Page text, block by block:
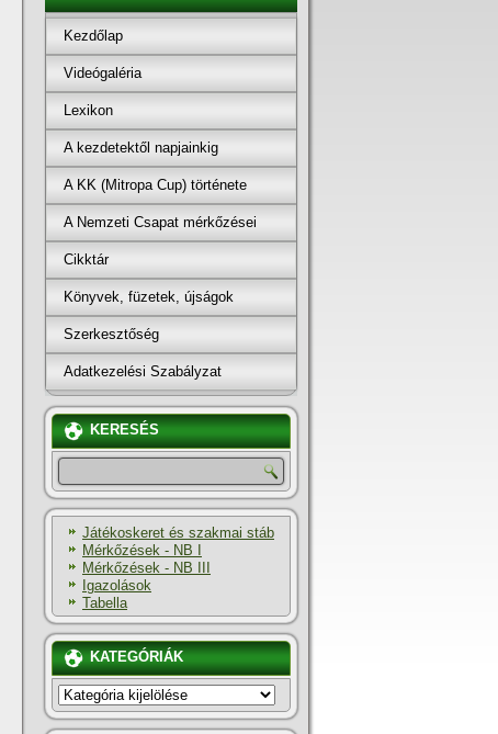
Kezdőlap
Videógaléria
Lexikon
A kezdetektől napjainkig
A KK (Mitropa Cup) története
A Nemzeti Csapat mérkőzései
Cikktár
Könyvek, füzetek, újságok
Szerkesztőség
Adatkezelési Szabályzat
KERESÉS
Játékoskeret és szakmai stáb
Mérkőzések - NB I
Mérkőzések - NB III
Igazolások
Tabella
KATEGÓRIÁK
KATEGÓRIÁK